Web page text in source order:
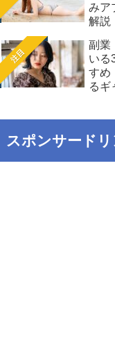
みア
解説
注目
副業
いる
すめ
るギ
スポンサードリ